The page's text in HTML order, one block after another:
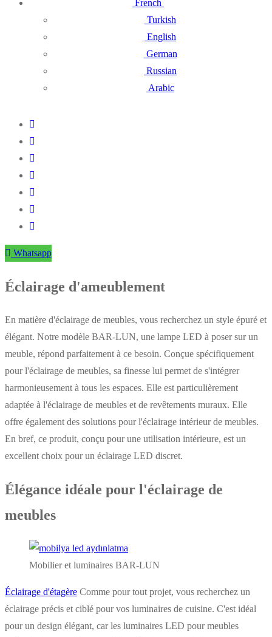
French
Turkish
English
German
Russian
Arabic
Whatsapp
Éclairage d'ameublement
En matière d'éclairage de meubles, vous recherchez un style épuré et
élégant. Notre modèle BAR-LUN, une lampe LED à poser sur un
meuble, répond parfaitement à ce besoin. Conçue spécifiquement
pour l'éclairage de meubles, sa finesse lui permet de s'intégrer
harmonieusement à tous les espaces. Elle est particulièrement
adaptée à l'éclairage de meubles et de revêtements muraux. Elle
offre également des solutions pour l'éclairage intérieur de meubles.
En bref, ce produit, conçu pour une utilisation intérieure, est un
excellent choix pour un éclairage LED discret.
Élégance idéale pour l'éclairage de
meubles
Mobilier et luminaires BAR-LUN
Éclairage d'étagère Comme pour tout projet, vous recherchez un
éclairage précis et ciblé pour vos luminaires de cuisine. C'est idéal
pour un design élégant, car les luminaires LED pour meubles